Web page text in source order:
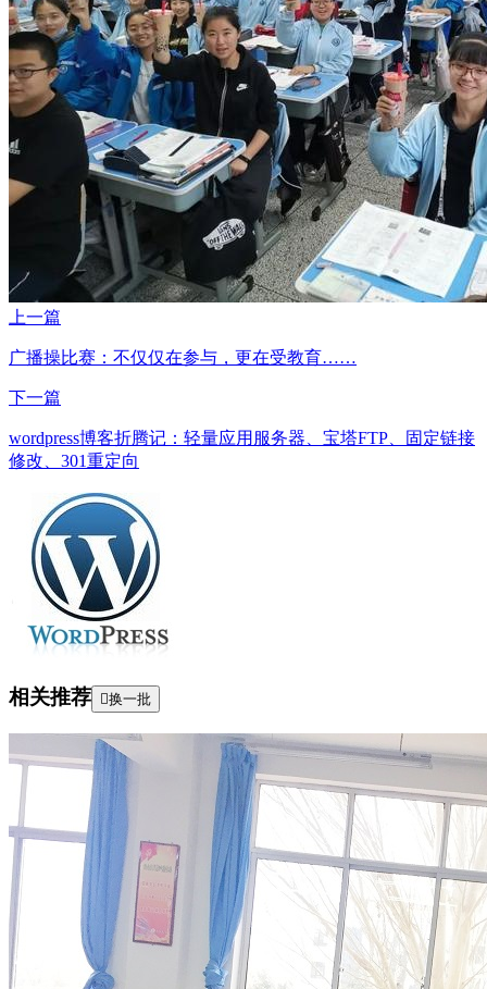
上一篇
广播操比赛：不仅仅在参与，更在受教育……
下一篇
wordpress博客折腾记：轻量应用服务器、宝塔FTP、固定链接
修改、301重定向
相关推荐 换一批